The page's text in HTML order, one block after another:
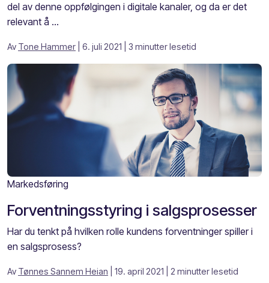
del av denne oppfølgingen i digitale kanaler, og da er det
relevant å ...
Av Tone Hammer | 6. juli 2021 | 3 minutter lesetid
Markedsføring
Forventningsstyring i salgsprosesser
Har du tenkt på hvilken rolle kundens forventninger spiller i
en salgsprosess?
Av Tønnes Sannem Heian | 19. april 2021 | 2 minutter lesetid